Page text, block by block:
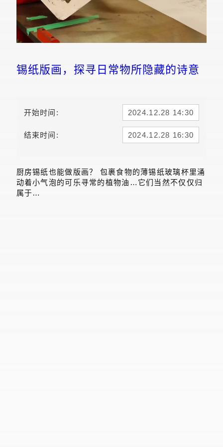
锡纸版画，探寻日常物所隐藏的诗意
开始时间: 2024.12.28 14:30
结束时间: 2024.12.28 16:30
厨房锡纸也能做版画？ 包裹食物的薄锡纸玻璃杯里涌
动着小气泡的可乐寻常的植物油…它们当然不仅仅归
属于…